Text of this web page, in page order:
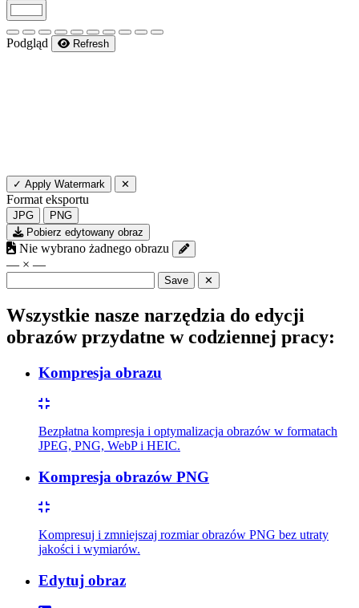
Podgląd Refresh
✓ Apply Watermark ✕
Format eksportu
JPG
PNG
Pobierz edytowany obraz
Nie wybrano żadnego obrazu
— × —
Save ✕
Wszystkie nasze narzędzia do edycji
obrazów przydatne w codziennej pracy:
Kompresja obrazu
Bezpłatna kompresja i optymalizacja obrazów w formatach
JPEG, PNG, WebP i HEIC.
Kompresja obrazów PNG
Kompresuj i zmniejszaj rozmiar obrazów PNG bez utraty
jakości i wymiarów.
Edytuj obraz